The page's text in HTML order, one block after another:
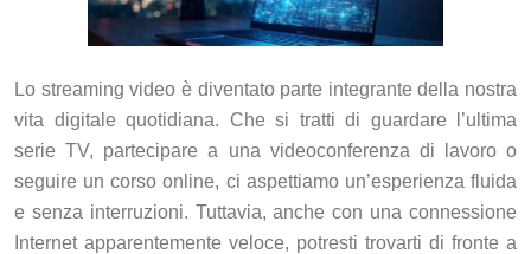
Lo streaming video è diventato parte integrante della nostra
vita digitale quotidiana. Che si tratti di guardare l’ultima
serie TV, partecipare a una videoconferenza di lavoro o
seguire un corso online, ci aspettiamo un’esperienza fluida
e senza interruzioni. Tuttavia, anche con una connessione
Internet apparentemente veloce, potresti trovarti di fronte a